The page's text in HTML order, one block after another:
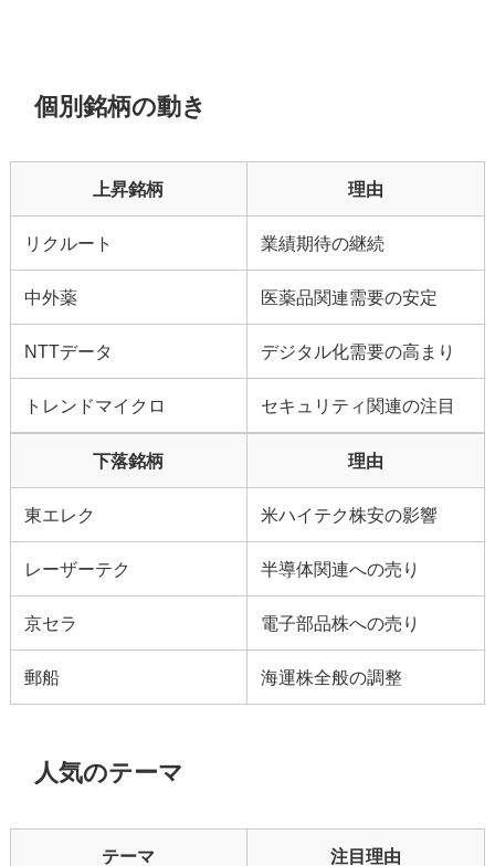
個別銘柄の動き
上昇銘柄 理由
リクルート 業績期待の継続
中外薬 医薬品関連需要の安定
NTTデータ デジタル化需要の高まり
トレンドマイクロ セキュリティ関連の注目
下落銘柄 理由
東エレク 米ハイテク株安の影響
レーザーテク 半導体関連への売り
京セラ 電子部品株への売り
郵船 海運株全般の調整
人気のテーマ
テーマ 注目理由